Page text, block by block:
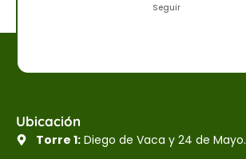
Seguir
Ubicación
Torre 1:Diego de Vaca y 24 de Mayo.